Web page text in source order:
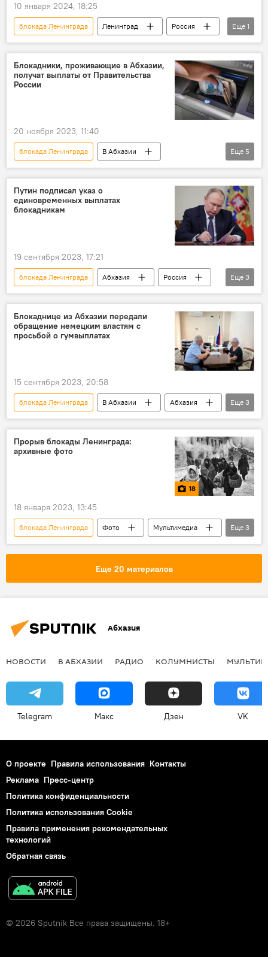
10 января 2024, 18:25
блокада Ленинграда Ленинград
Россия
ВОВ
Еще 1
Блокадники, проживающие в Абхазии,
получат выплаты от Правительства
России
20 ноября 2023, 11:40
блокада Ленинграда
В Абхазии
Правительство РФ
Россия
Абхазия
ВОВ
Еще 5
Путин подписал указ о
единовременных выплатах
блокадникам
19 сентября 2023, 17:21
блокада Ленинграда Абхазия
Россия
Владимир Путин
Новости
Великая Отечественная война
Еще 3
Блокаднице из Абхазии передали
обращение немецким властям с
просьбой о гумвыплатах
15 сентября 2023, 20:58
блокада Ленинграда В Абхазии
Абхазия
Новости
Великая Отечественная война
Представительство Россотрудничества в Украине
Еще 3
Прорыв блокады Ленинграда:
архивные фото
18
18 января 2023, 13:45
блокада Ленинграда Фото
Мультимедиа
Ленинград
СССР В Абхазии
Еще 3
Еще 20 материалов
Абхазия
НОВОСТИ В АБХАЗИИ РАДИО КОЛУМНИСТЫ
Telegram Макс Дзен VK
О проекте Правила использования Контакты
Реклама Пресс-центр
Политика конфиденциальности
Политика использования Cookie
Правила применения рекомендательных
технологий
Обратная связь
© 2026 Sputnik Все права защищены. 18+